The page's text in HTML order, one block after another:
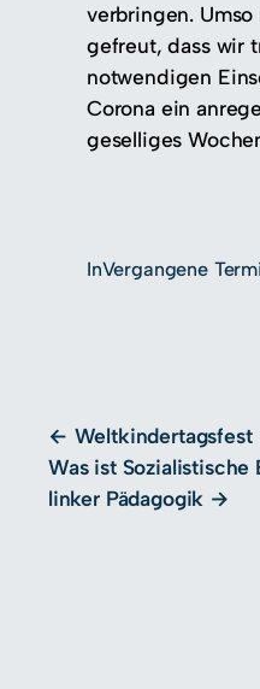
verbringen.
gefreut, dass wir
notwendigen
Corona ein
geselliges
InVergangene
Weltkindertagsfest
Was ist Sozialistische
linker Pädagogik